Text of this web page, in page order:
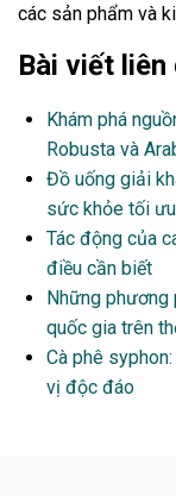
các sản phẩm và
Bài viết liên
Khám phá
Robusta và
Đồ uống giải
sức khỏe tối ưu
Tác động của
điều cần biết
Những
quốc gia trên
Cà phê
vị độc đáo